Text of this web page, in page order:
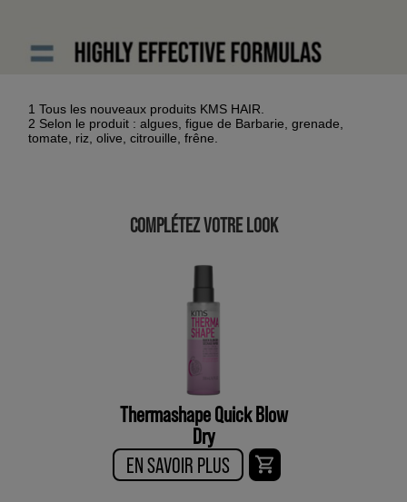
1 Tous les nouveaux produits KMS HAIR.
2 Selon le produit : algues, figue de Barbarie, grenade,
tomate, riz, olive, citrouille, frêne.
COMPLÉTEZ VOTRE LOOK
Thermashape Quick Blow
Dry
EN SAVOIR PLUS